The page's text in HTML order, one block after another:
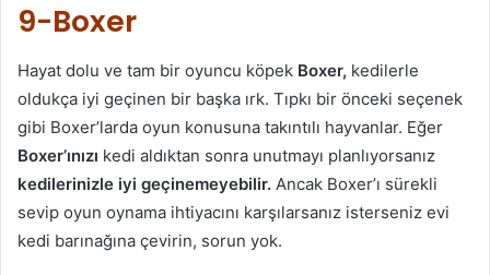
9-Boxer
Hayat dolu ve tam bir oyuncu köpek Boxer, kedilerle
oldukça iyi geçinen bir başka ırk. Tıpkı bir önceki seçenek
gibi Boxer’larda oyun konusuna takıntılı hayvanlar. Eğer
Boxer’ınızı kedi aldıktan sonra unutmayı planlıyorsanız
kedilerinizle iyi geçinemeyebilir. Ancak Boxer’ı sürekli
sevip oyun oynama ihtiyacını karşılarsanız isterseniz evi
kedi barınağına çevirin, sorun yok.